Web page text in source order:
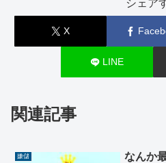
シェア
X
LINE
関連記事
嫌儲
なんか